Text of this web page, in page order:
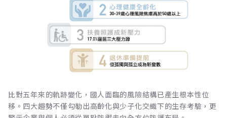
比對五年來的軌跡變化，國人面臨的風險結構已產生根本性位
移。四大趨勢不僅勾勒出高齡化與少子化交織下的生存考驗，更